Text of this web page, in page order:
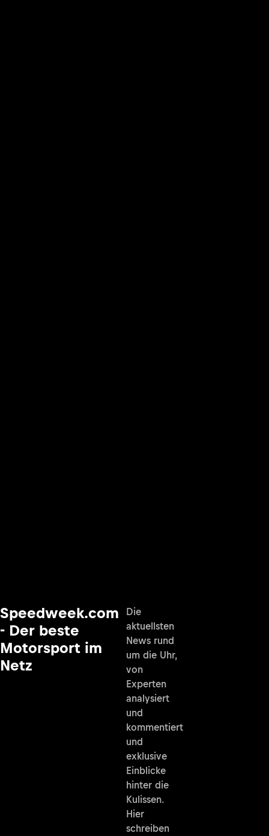
Speedweek.com
- Der beste
Motorsport im
Netz
Die
aktuellsten
News rund
um die Uhr,
von
Experten
analysiert
und
kommentiert
und
exklusive
Einblicke
hinter die
Kulissen.
Hier
schreiben